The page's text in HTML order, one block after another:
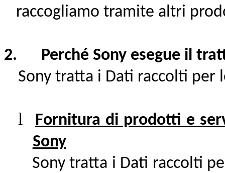
raccogliamo tramite altri
2. Perché Sony esegue il
Sony tratta i Dati raccolti
l
Fornitura di prodotti e
Sony
Sony tratta i Dati raccolti